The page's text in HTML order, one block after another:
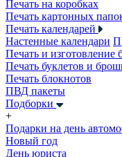
Печать на коробках
Печать картонных
Печать календарей
Настенные календари
Печать и изготовление
Печать буклетов и
Печать блокнотов
ПВД пакеты
Подборки
+
Подарки на день
Новый год
День юриста